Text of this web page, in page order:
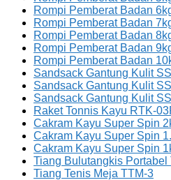
Rompi Pemberat Badan
Rompi Pemberat Badan
Rompi Pemberat Badan
Rompi Pemberat Badan
Rompi Pemberat Badan
Sandsack Gantung Kulit
Sandsack Gantung Kulit
Sandsack Gantung Kulit
Raket Tonnis Kayu RTK-
Cakram Kayu Super Spin
Cakram Kayu Super Spin
Cakram Kayu Super Spin
Tiang Bulutangkis Portabel
Tiang Tenis Meja TTM-3